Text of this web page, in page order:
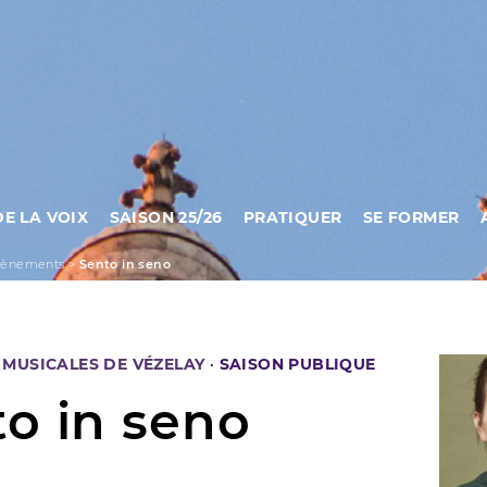
LA VOIX SAISON 25/26 PRATIQUER SE FORMER
>Sento in seno
DE VÉZELAY· SAISON PUBLIQUE
in seno